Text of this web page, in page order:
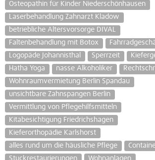
Osteopathin für Kinder Niederschönhausen
Laserbehandlung Zahnarzt Kladow
betriebliche Altersvorsorge DIVAL
Faltenbehandlung mit Botox
Logopäde Johannisthal
Sperrzeit
Hatha Yoga
nasse Alkoholiker
Wohnraumvermietung Berlin Spandau
unsichtbare Zahnspangen Berlin
Vermittlung von Pflegehilfsmitteln
Kitabesichtigung Friedrichshagen
Kieferorthopädie Karlshorst
alles rund um die häusliche Pflege